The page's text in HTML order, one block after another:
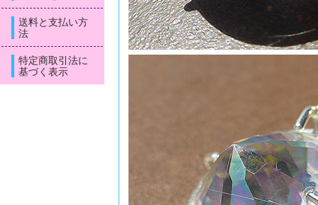
送料と支払い方
法
特定商取引法に
基づく表示